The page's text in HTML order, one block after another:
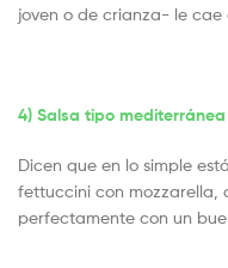
joven o de crianza- le cae
4) Salsa tipo
Dicen que en lo simple
fettuccini con mozzarella,
perfectamente con un